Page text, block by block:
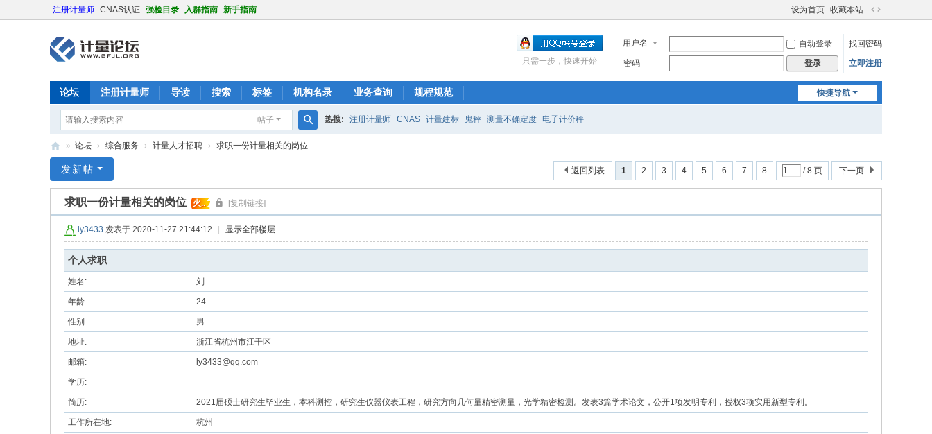
注册计量师 CNAS认证 强检目录 入群指南 新手指南 设为首页 收藏本站
切
到
宽
用户名 自动登录
找回密码
密码
登录 立即注册
只需一步，快速开始
快捷导航
论坛 注册计量师 导读 搜索 标签 机构名录 业务查询 规程规范
帖子 热搜: 注册计量师 CNAS 计量建标 鬼秤 测量不确定度 电子计价秤
量
» 论坛 › 综合服务 › 计量人才招聘 › 求职一份计量相关的岗位
1 2 3 4 5 6 7 8 / 8 页 下一页
返回列表
发新帖
求职一份计量相关的岗位 火.. [复制链接]
ly3433 发表于 2020-11-27 21:44:12 显示全部楼层
个人求职
姓名: 刘
年龄: 24
性别: 男
地址: 浙江省杭州市江干区
邮箱: ly3433@qq.com
学历:
简历: 2021届硕士研究生毕业生，本科测控，研究生仪器仪表工程，研究方向几何量精密测量，光学精密检测。发表3篇学术论文，公开1项发明专利，授权3项实用新型专利。
工作所在地: 杭州